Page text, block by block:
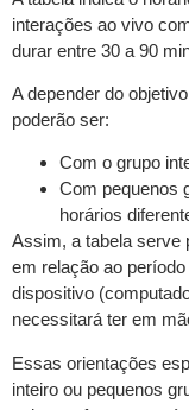
interações ao vivo
durar entre 30 a 90
A depender do
poderão ser:
Com o grupo
Com pequenos
horários
Assim, a tabela serve
em relação ao
dispositivo
necessitará ter em
Essas orientações
inteiro ou pequenos